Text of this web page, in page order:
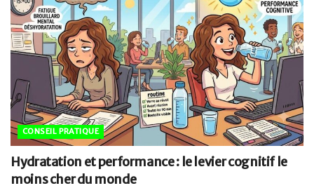
CONSEIL PRATIQUE
Hydratation et performance : le levier cognitif le
moins cher du monde